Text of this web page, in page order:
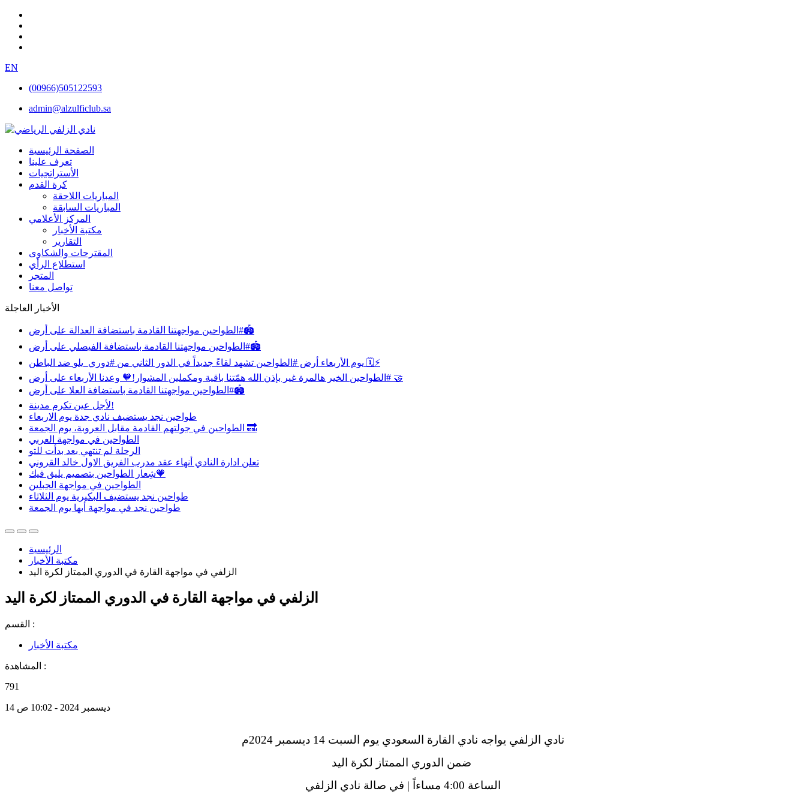
EN
(00966)505122593
admin@alzulficlub.sa
الصفحة الرئيسية
تعرف علينا
الأستراتجيات
كرة القدم
المباريات اللاحقة
المباريات السابقة
المركز الأعلامي
مكتبة الأخبار
التقارير
المقترحات والشكاوى
استطلاع الرأي
المتجر
تواصل معنا
الأخبار العاجلة
مواجهتنا القادمة باستضافة العدالة على أرض ⁧‫#الطواحين‬⁩🏟️
مواجهتنا القادمة باستضافة الفيصلي على أرض ⁧‫#الطواحين‬⁩🏟️
‏يوم الأربعاء أرض ⁧‫#الطواحين‬⁩ تشهد لقاءً جديداً في الدور الثاني من ⁧‫#دوري_يلو‬⁩ ضد الباطن 🗓️⚡️
‏الخير هالمرة غير بإذن الله ‏همّتنا باقية ومكملين المشوار!🧡 ‏وعدنا الأربعاء على أرض ⁧‫#الطواحين‬⁩ 🤝
مواجهتنا القادمة باستضافة العلا على أرض ⁧‫#الطواحين‬⁩🏟️
‏لأجل عين تكرم مدينة!
طواحين نجد يستضيف نادي جدة يوم الاربعاء
الطواحين‬⁩ في جولتهم القادمة مقابل العروبة، يوم الجمعة 🔜
الطواحين في مواجهة العربي
الرحلة لم تنتهي بعد بدأت للتو
تعلن ادارة النادي أنهاء عقد مدرب الفريق الاول خالد القروني
شِعار الطواحين بتصميم يليق فيك🧡
الطواحين في مواجهة الجبلين
طواحين نجد يستضيف البكيرية يوم الثلاثاء
طواحين نجد في مواجهة أبها يوم الجمعة
الرئيسية
مكتبة الأخبار
الزلفي في مواجهة القارة في الدوري الممتاز لكرة اليد
الزلفي في مواجهة القارة في الدوري الممتاز لكرة اليد
القسم :
مكتبة الأخبار
المشاهدة :
791
14 ديسمبر 2024 - 10:02 ص
نادي الزلفي يواجه نادي القارة السعودي يوم السبت 14 ديسمبر 2024م
الساعة 4:00 مساءاً | في صالة نادي الزلفي